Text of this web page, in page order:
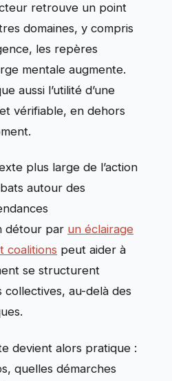
retrouve un point
domaines, y compris
les repères
mentale augmente.
aussi l’utilité d’une
vérifiable, en dehors
plus large de l’action
autour des
détour par un éclairage
coalitions peut aider à
se structurent
au-delà des
devient alors pratique :
quelles démarches